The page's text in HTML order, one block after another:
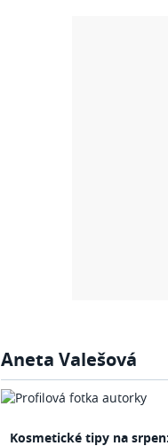
Aneta Valešová
Kosmetické tipy na